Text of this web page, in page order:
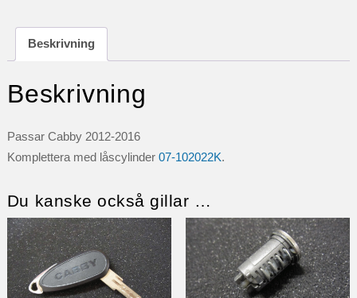
CYL.
mängdBeskrivning
Beskrivning
Passar Cabby 2012-2016
Komplettera med låscylinder 07-102022K.
Du kanske också gillar …